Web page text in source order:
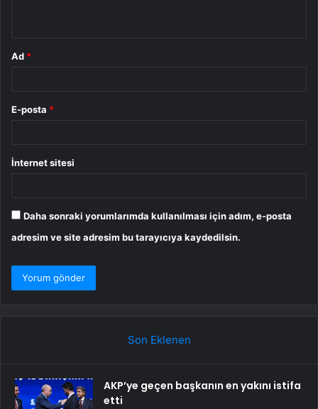
Ad *
E-posta *
İnternet sitesi
Daha sonraki yorumlarımda kullanılması için adım, e-posta
adresim ve site adresim bu tarayıcıya kaydedilsin.
Son Eklenen
AKP’ye geçen başkanın en yakını istifa
etti